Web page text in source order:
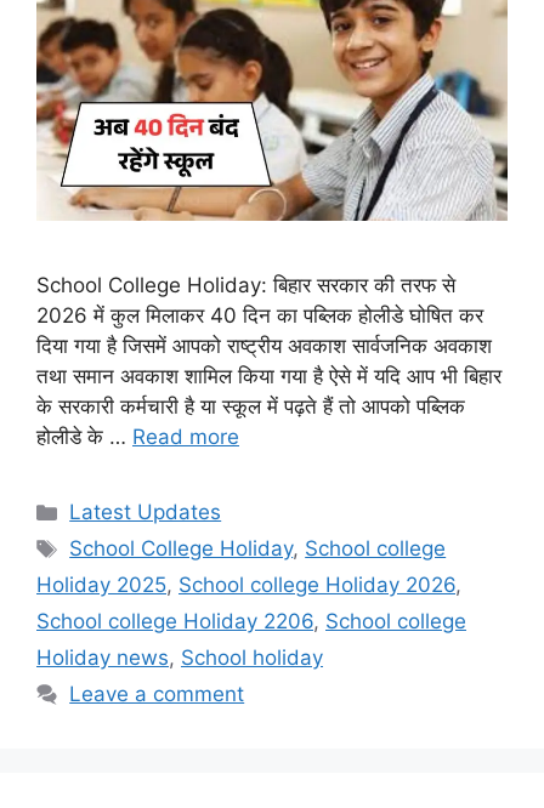
School College Holiday: बिहार सरकार की तरफ से
2026 में कुल मिलाकर 40 दिन का पब्लिक होलीडे घोषित कर
दिया गया है जिसमें आपको राष्ट्रीय अवकाश सार्वजनिक अवकाश
तथा समान अवकाश शामिल किया गया है ऐसे में यदि आप भी बिहार
के सरकारी कर्मचारी है या स्कूल में पढ़ते हैं तो आपको पब्लिक
होलीडे के … Read more
Categories
Latest Updates
Tags
School College Holiday, School college
Holiday 2025, School college Holiday 2026,
School college Holiday 2206, School college
Holiday news, School holiday
Leave a comment